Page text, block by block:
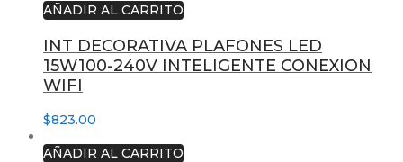
AÑADIR AL CARRITO
INT DECORATIVA PLAFONES LED
15W100-240V INTELIGENTE CONEXION
WIFI
$823.00
AÑADIR AL CARRITO